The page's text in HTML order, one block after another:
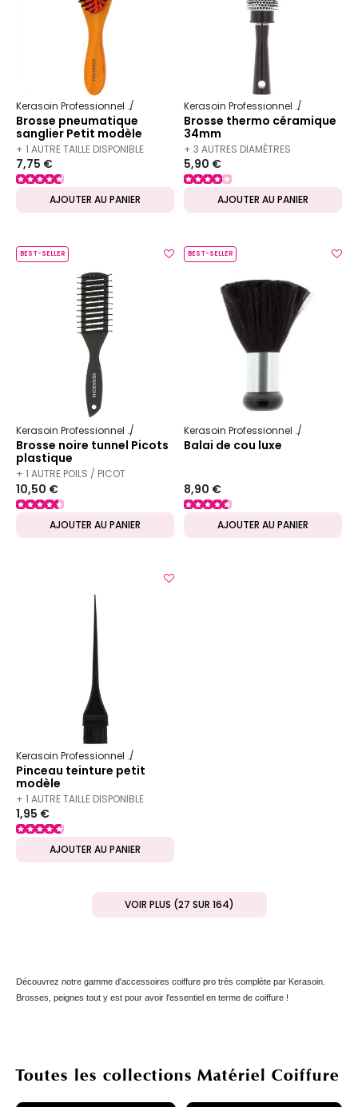
Kerasoin Professionnel Matériel Coiffure Brosse démêlante
Brosse pneumatique
sanglier Petit modèle
+ 1 AUTRE TAILLE DISPONIBLE
7,75 €
AJOUTER AU PANIER
Kerasoin Professionnel
Brosse thermo céramique
34mm
+ 3 AUTRES DIAMÈTRES
DISPONIBLES
5,90 €
AJOUTER AU PANIER
BEST-SELLER
Kerasoin Professionnel Matériel Coiffure Brosse démêlante
Brosse noire tunnel Picots
plastique
+ 1 AUTRE POILS / PICOT
DISPONIBLE
10,50 €
AJOUTER AU PANIER
BEST-SELLER
Kerasoin Professionnel
Balai de cou luxe
8,90 €
AJOUTER AU PANIER
Kerasoin Professionnel
Pinceau teinture petit
modèle
+ 1 AUTRE TAILLE DISPONIBLE
1,95 €
AJOUTER AU PANIER
VOIR PLUS (27 SUR 164)
Découvrez notre gamme d'accessoires coiffure pro très complète par Kerasoin.
Brosses, peignes tout y est pour avoir l'essentiel en terme de coiffure !
Toutes les collections Matériel Coiffure